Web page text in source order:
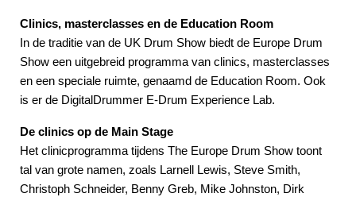
Clinics, masterclasses en de Education Room
In de traditie van de UK Drum Show biedt de Europe Drum
Show een uitgebreid programma van clinics, masterclasses
en een speciale ruimte, genaamd de Education Room. Ook
is er de DigitalDrummer E-Drum Experience Lab.
De clinics op de Main Stage
Het clinicprogramma tijdens The Europe Drum Show toont
tal van grote namen, zoals Larnell Lewis, Steve Smith,
Christoph Schneider, Benny Greb, Mike Johnston, Dirk